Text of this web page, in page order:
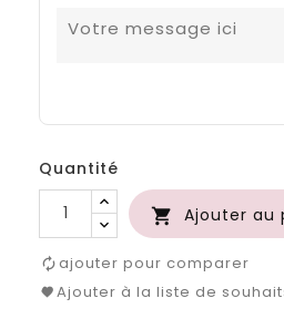
Quantité
 Ajouter au
ajouter pour comparer
Ajouter à la liste de